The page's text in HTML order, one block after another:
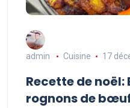
admin Cuisine 17
Recette de
rognons de